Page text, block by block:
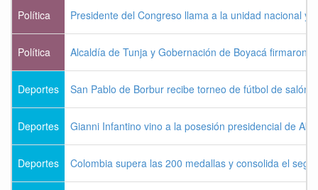
Política Presidente del Congreso llama a la unidad nacional y
Política Alcaldía de Tunja y Gobernación de Boyacá firmaron
Deportes San Pablo de Borbur recibe torneo de fútbol de salón
Deportes Gianni Infantino vino a la posesión presidencial de
Deportes Colombia supera las 200 medallas y consolida el